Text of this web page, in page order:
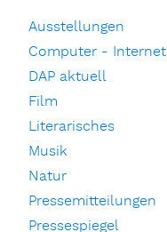
Ausstellungen
Computer - Internet
DAP aktuell
Film
Literarisches
Musik
Natur
Pressemitteilungen
Pressespiegel